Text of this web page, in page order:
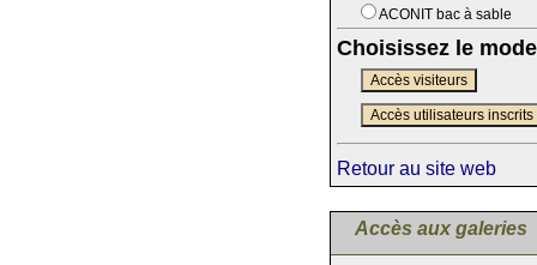
ACONIT bac à sable
Choisissez le
Accès visiteurs
Accès utilisateurs inscrits
Retour au site web
Accès aux galeries